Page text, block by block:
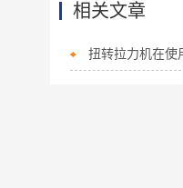
相关文章